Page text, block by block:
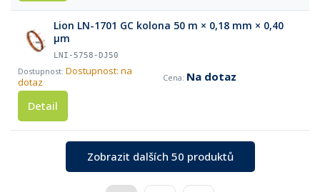
Lion LN-1701 GC kolona 50 m × 0,18 mm × 0,40
µm
LNI-5758-DJ50
Dostupnost: na
dotaz
Na dotaz
Detail
Zobrazit dalších 50 produktů